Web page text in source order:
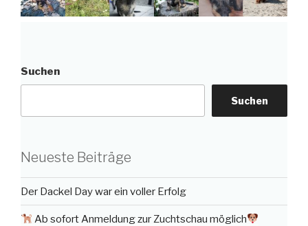
Suchen
Suchen
Neueste Beiträge
Der Dackel Day war ein voller Erfolg
Ab sofort Anmeldung zur Zuchtschau möglich